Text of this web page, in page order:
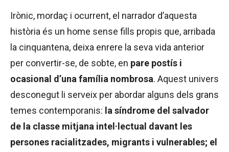
Irònic, mordaç i ocurrent, el narrador d’aquesta
història és un home sense fills propis que, arribada
la cinquantena, deixa enrere la seva vida anterior
per convertir-se, de sobte, en pare postís i
ocasional d’una família nombrosa. Aquest univers
desconegut li serveix per abordar alguns dels grans
temes contemporanis: la síndrome del salvador
de la classe mitjana intel·lectual davant les
persones racialitzades, migrants i vulnerables; el